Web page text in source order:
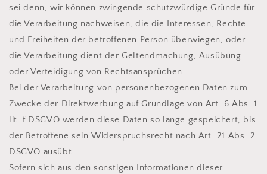
sei denn, wir können zwingende schutzwürdige Gründe für
die Verarbeitung nachweisen, die die Interessen, Rechte
und Freiheiten der betroffenen Person überwiegen, oder
die Verarbeitung dient der Geltendmachung, Ausübung
oder Verteidigung von Rechtsansprüchen.
Bei der Verarbeitung von personenbezogenen Daten zum
Zwecke der Direktwerbung auf Grundlage von Art. 6 Abs. 1
lit. f DSGVO werden diese Daten so lange gespeichert, bis
der Betroffene sein Widerspruchsrecht nach Art. 21 Abs. 2
DSGVO ausübt.
Sofern sich aus den sonstigen Informationen dieser